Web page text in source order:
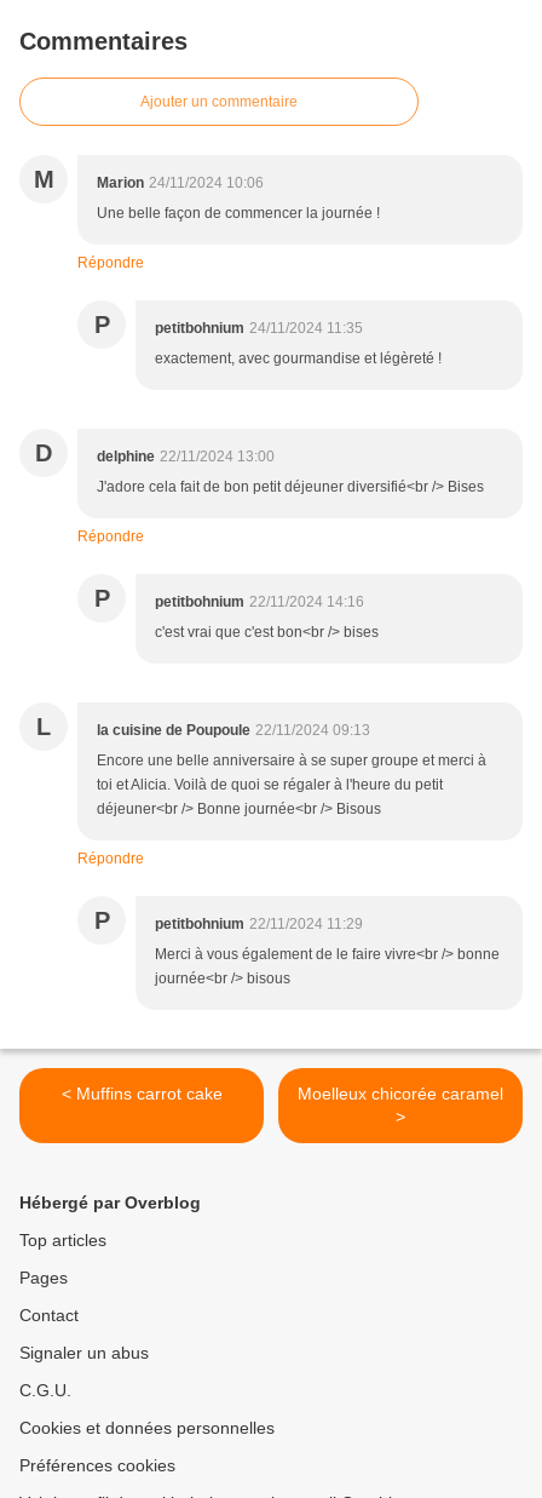
Commentaires
Ajouter un commentaire
M Marion 24/11/2024 10:06
Une belle façon de commencer la journée !
Répondre
P petitbohnium 24/11/2024 11:35
exactement, avec gourmandise et légèreté !
D delphine 22/11/2024 13:00
J'adore cela fait de bon petit déjeuner diversifié<br /> Bises
Répondre
P petitbohnium 22/11/2024 14:16
c'est vrai que c'est bon<br /> bises
L la cuisine de Poupoule 22/11/2024 09:13
Encore une belle anniversaire à se super groupe et merci à
toi et Alicia. Voilà de quoi se régaler à l'heure du petit
déjeuner<br /> Bonne journée<br /> Bisous
Répondre
P petitbohnium 22/11/2024 11:29
Merci à vous également de le faire vivre<br /> bonne
journée<br /> bisous
< Muffins carrot cake
Moelleux chicorée caramel
>
Hébergé par Overblog
Top articles
Pages
Contact
Signaler un abus
C.G.U.
Cookies et données personnelles
Préférences cookies